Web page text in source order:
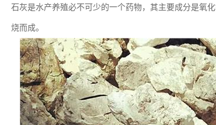
石灰是水产养殖必不可少的一个药物，其主要成分是氧
烧而成。